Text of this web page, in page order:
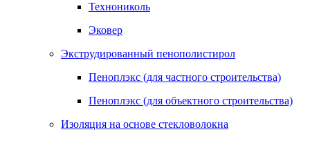
Технониколь
Эковер
Экструдированный пенополистирол
Пеноплэкс (для частного строительства)
Пеноплэкс (для объектного строительства)
Изоляция на основе стекловолокна